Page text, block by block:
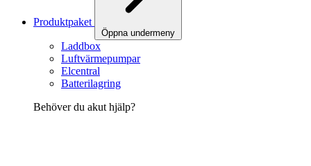
Produktpaket
Öppna undermeny
Laddbox
Luftvärmepumpar
Elcentral
Batterilagring
Behöver du akut hjälp?